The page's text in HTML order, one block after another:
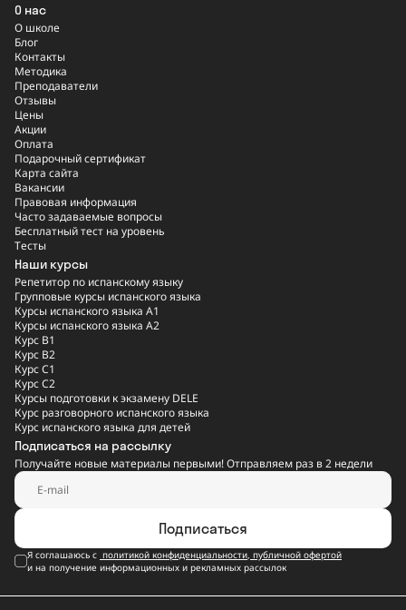
О нас
О школе
Блог
Контакты
Методика
Преподаватели
Отзывы
Цены
Акции
Оплата
Подарочный сертификат
Карта сайта
Вакансии
Правовая информация
Часто задаваемые вопросы
Бесплатный тест на уровень
Тесты
Наши курсы
Репетитор по испанскому языку
Групповые курсы испанского языка
Курсы испанского языка A1
Курсы испанского языка A2
Курс B1
Курс B2
Курс C1
Курс C2
Курсы подготовки к экзамену DELE
Курс разговорного испанского языка
Курс испанского языка для детей
Подписаться на рассылку
Получайте новые материалы первыми! Отправляем раз в 2 недели
Подписаться
Я соглашаюсь с политикой конфиденциальности, публичной офертой
и на получение информационных и рекламных рассылок